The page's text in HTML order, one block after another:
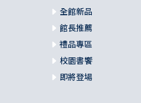
全館新品
館長推薦
禮品專區
校園書饗
即將登場